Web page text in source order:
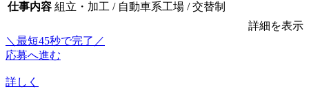
仕事内容 組立・加工 / 自動車系工場 / 交替制
詳細を表示
＼最短45秒で完了／
応募へ進む
詳しく